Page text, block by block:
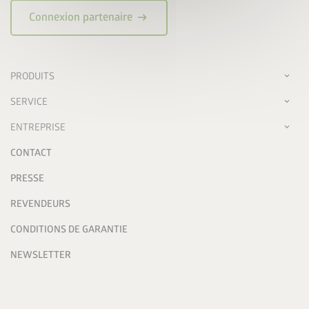
Connexion partenaire arrow_right_alt
PRODUITS
SERVICE
ENTREPRISE
CONTACT
PRESSE
REVENDEURS
CONDITIONS DE GARANTIE
NEWSLETTER